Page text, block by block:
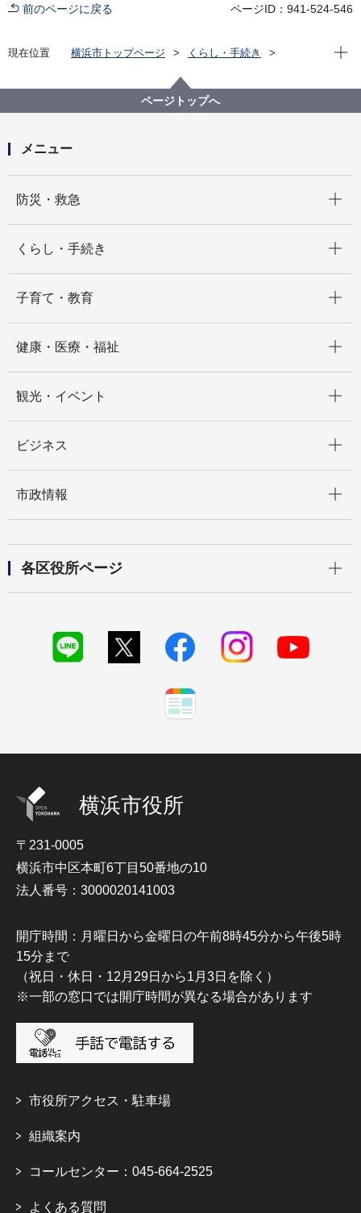
前のページに戻る ページID：941-524-546
現在位置 横浜市トップページ
くらし・手続き
道路整備の基本計画等
広域道路交通ビジョン・計画
現在
ページトップへ
メニュー
防災・救急
くらし・手続き
子育て・教育
健康・医療・福祉
観光・イベント
ビジネス
市政情報
各区役所ページ
横浜市役所
〒231-0005
横浜市中区本町6丁目50番地の10
法人番号：3000020141003
開庁時間：月曜日から金曜日の午前8時45分から午後5時
15分まで
（祝日・休日・12月29日から1月3日を除く）
※一部の窓口では開庁時間が異なる場合があります
市役所アクセス・駐車場
組織案内
コールセンター：045-664-2525
よくある質問